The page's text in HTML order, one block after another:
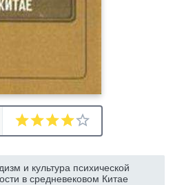
и культура психической
в средневековом Китае